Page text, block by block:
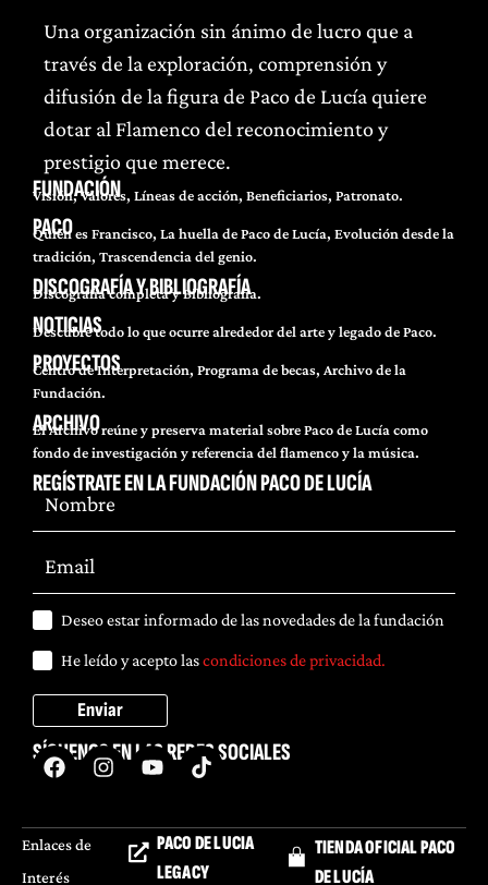
Una organización sin ánimo de lucro que a
través de la exploración, comprensión y
difusión de la figura de Paco de Lucía quiere
dotar al Flamenco del reconocimiento y
prestigio que merece.
FUNDACIÓN
Visión, Valores, Líneas de acción, Beneficiarios, Patronato.
PACO
Quién es Francisco, La huella de Paco de Lucía, Evolución desde la
tradición, Trascendencia del genio.
DISCOGRAFÍA Y BIBLIOGRAFÍA
Discografía completa y Bibliografía.
NOTICIAS
Descubre todo lo que ocurre alrededor del arte y legado de Paco.
PROYECTOS
Centro de Interpretación, Programa de becas, Archivo de la
Fundación.
ARCHIVO
El Archivo reúne y preserva material sobre Paco de Lucía como
fondo de investigación y referencia del flamenco y la música.
REGÍSTRATE EN LA FUNDACIÓN PACO DE LUCÍA
Deseo estar informado de las novedades de la fundación
He leído y acepto lascondiciones de privacidad.
Enviar
SÍGUENOS EN LAS REDES SOCIALES
Enlaces de
Interés
PACO DE LUCIA
LEGACY
TIENDA OFICIAL PACO
DE LUCÍA